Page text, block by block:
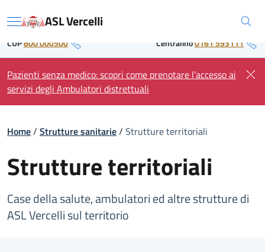
to Regione Piemonte
Menu ASL Vercelli
CUP800 000500 Centralino0161 593111
Pazienti senza medico: scopri come prenotare l’accesso ai
servizi degli Ambulatori distrettuali
Home/ Strutture sanitarie/ Strutture territoriali
Strutture territoriali
Case della salute, ambulatori ed altre strutture di
ASL Vercelli sul territorio